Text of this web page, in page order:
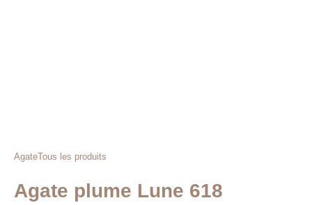
AgateTous les produits
Agate plume Lune 618